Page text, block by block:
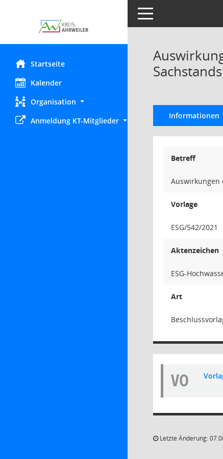
Startseite
Kalender
Organisation
Anmeldung KT-Mitglieder
Toggle navigation
Informationen
Betreff
Auswirkungen
Vorlage
ESG/542/2021
Aktenzeichen
ESG-
Art
VO
Letzte Änderung: